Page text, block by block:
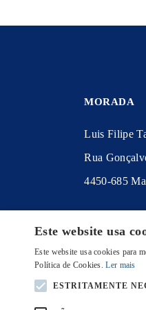
MORADA
Luis Filipe
Rua
4450-685
Condições|
Este website usa
Este website usa cookies para
Política de Cookies.Ler mais
ESTRITAMENTE